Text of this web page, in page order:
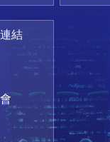
結